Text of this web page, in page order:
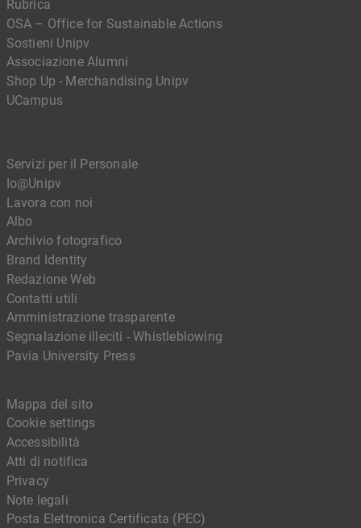
Rubrica
OSA – Office for Sustainable Actions
Sostieni Unipv
Associazione Alumni
Shop Up - Merchandising Unipv
UCampus
Servizi per il Personale
Io@Unipv
Lavora con noi
Albo
Archivio fotografico
Brand Identity
Redazione Web
Contatti utili
Amministrazione trasparente
Segnalazione illeciti - Whistleblowing
Pavia University Press
Mappa del sito
Cookie settings
Accessibilità
Atti di notifica
Privacy
Note legali
Posta Elettronica Certificata (PEC)